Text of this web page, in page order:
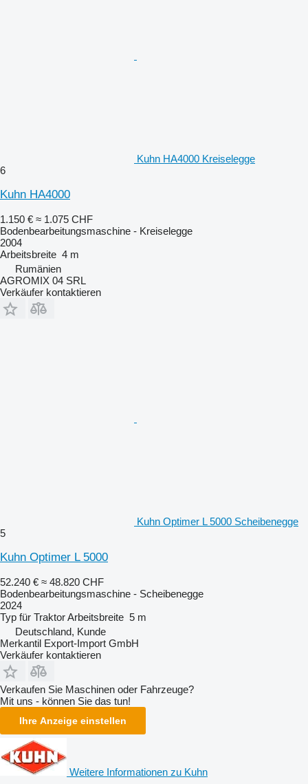
Kuhn HA4000 Kreiselegge
6
Kuhn HA4000
1.150 € ≈ 1.075 CHF
Bodenbearbeitungsmaschine - Kreiselegge
2004
Arbeitsbreite 4 m
Rumänien
AGROMIX 04 SRL
Verkäufer kontaktieren
Kuhn Optimer L 5000 Scheibenegge
5
Kuhn Optimer L 5000
52.240 € ≈ 48.820 CHF
Bodenbearbeitungsmaschine - Scheibenegge
2024
Typ für TraktorArbeitsbreite 5 m
Deutschland, Kunde
Merkantil Export-Import GmbH
Verkäufer kontaktieren
Verkaufen Sie Maschinen oder Fahrzeuge?
Mit uns - können Sie das tun!
Ihre Anzeige einstellen
Weitere Informationen zu Kuhn